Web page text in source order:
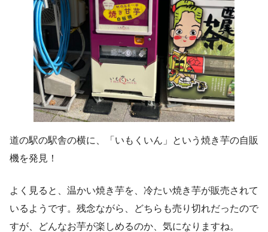
道の駅の駅舎の横に、「いもくいん」という焼き芋の自販
機を発見！
よく見ると、温かい焼き芋を、冷たい焼き芋が販売されて
いるようです。残念ながら、どちらも売り切れだったので
すが、どんなお芋が楽しめるのか、気になりますね。